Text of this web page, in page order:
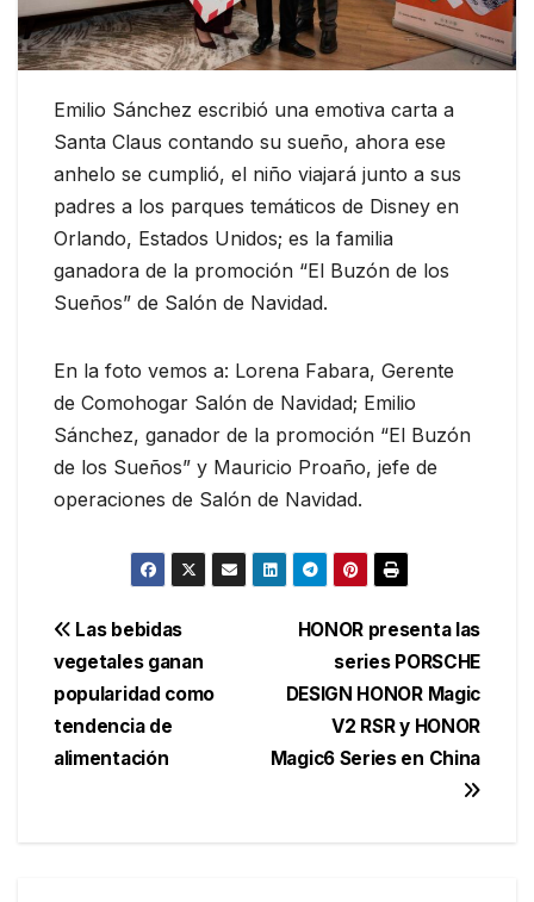
Emilio Sánchez escribió una emotiva carta a
Santa Claus contando su sueño, ahora ese
anhelo se cumplió, el niño viajará junto a sus
padres a los parques temáticos de Disney en
Orlando, Estados Unidos; es la familia
ganadora de la promoción “El Buzón de los
Sueños” de Salón de Navidad.
En la foto vemos a: Lorena Fabara, Gerente
de Comohogar Salón de Navidad; Emilio
Sánchez, ganador de la promoción “El Buzón
de los Sueños” y Mauricio Proaño, jefe de
operaciones de Salón de Navidad.
Navegación
de
entradas
HONOR presenta las
series PORSCHE
DESIGN HONOR Magic
V2 RSR y HONOR
Magic6 Series en China
Las bebidas
vegetales ganan
popularidad como
tendencia de
alimentación